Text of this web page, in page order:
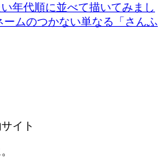
年代順に並べて描いてみまし
ムのつかない単なる「さんふ
イト